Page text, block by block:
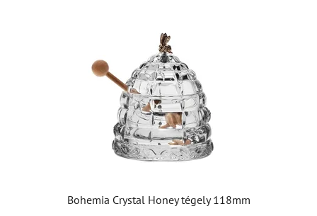
Bohemia Crystal Honey tégely 118mm